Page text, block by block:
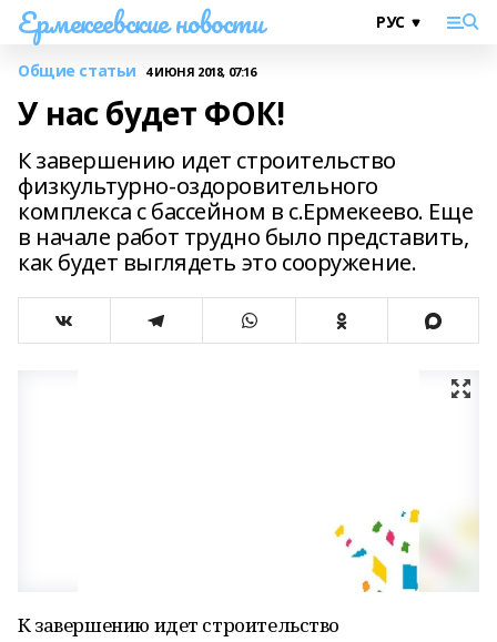
Ермекеевские новости
Общие статьи 4 ИЮНЯ 2018, 07:16
У нас будет ФОК!
К завершению идет строительство
физкультурно-оздоровительного
комплекса с бассейном в с.Ермекеево. Еще
в начале работ трудно было представить,
как будет выглядеть это сооружение.
К завершению идет строительство